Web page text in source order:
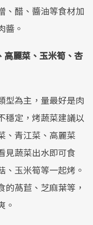
、醋、醬油等食材加
醬。
麗菜、玉米筍、杏
型為主，量最好是肉
穩定，烤蔬菜建議以
、青江菜、高麗菜
見蔬菜出水即可食
、玉米筍等一起烤。
萵苣、芝麻葉等，
。